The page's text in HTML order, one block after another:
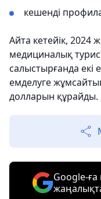
кешенді
Айта кетейік, 2024
медициналық
салыстырғанда екі
емделуге
долларын құрайды.
Google-